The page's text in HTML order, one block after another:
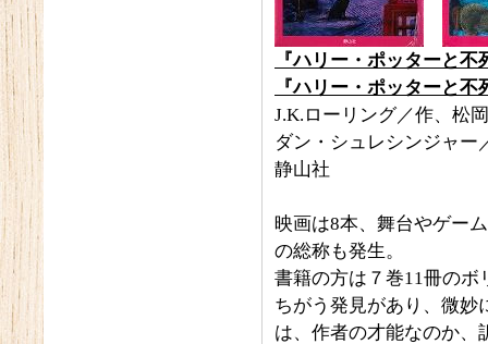
『ハリー・ポッターと
『ハリー・ポッターと
J.K.ローリング／作、松
ダン・シュレシンジャー
静山社
映画は8本、舞台やゲー
の総称も発生。
書籍の方は７巻11冊のボ
ちがう発見があり、微妙
は、作者の才能なのか、